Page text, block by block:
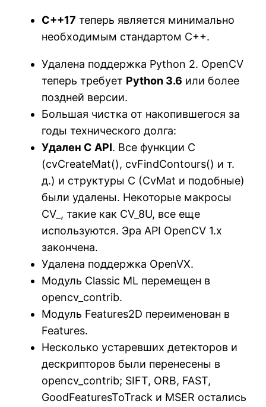
C++17 теперь является минимально
необходимым стандартом C++.
Удалена поддержка Python 2. OpenCV
теперь требует Python 3.6 или более
поздней версии.
Большая чистка от накопившегося за
годы технического долга:
Удален C API. Все функции C
(cvCreateMat(), cvFindContours() и т.
д.) и структуры C (CvMat и подобные)
были удалены. Некоторые макросы
CV_, такие как CV_8U, все еще
используются. Эра API OpenCV 1.x
закончена.
Удалена поддержка OpenVX.
Модуль Classic ML перемещен в
opencv_contrib.
Модуль Features2D переименован в
Features.
Несколько устаревших детекторов и
дескрипторов были перенесены в
opencv_contrib; SIFT, ORB, FAST,
GoodFeaturesToTrack и MSER остались